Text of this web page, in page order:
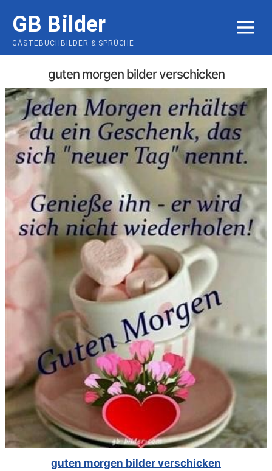
content
GB Bilder
GÄSTEBUCHBILDER & SPRÜCHE
MENU
guten morgen bilder verschicken
guten morgen bilder verschicken